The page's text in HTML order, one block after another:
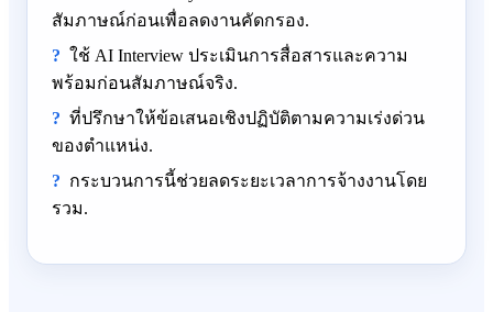
สัมภาษณ์ก่อนเพื่อลดงานคัดกรอง.
ใช้ AI Interview ประเมินการสื่อสารและความ
พร้อมก่อนสัมภาษณ์จริง.
ที่ปรึกษาให้ข้อเสนอเชิงปฏิบัติตามความเร่งด่วน
ของตำแหน่ง.
กระบวนการนี้ช่วยลดระยะเวลาการจ้างงานโดย
รวม.